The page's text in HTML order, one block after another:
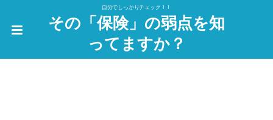
自分でしっかりチェック！！
その「保険」の弱点を知
ってますか？